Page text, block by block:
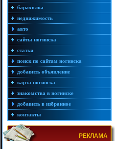
барахолка
недвижимость
авто
сайты ногинска
статьи
поиск по сайтам ногинска
добавить объявление
карта ногинска
знакомства в ногинске
добавить в избранное
контакты
РЕКЛАМА